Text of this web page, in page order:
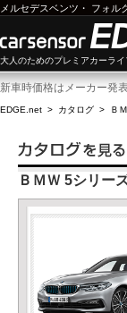
メルセデスベンツ ・ フォル
大人のためのプレミアカーラ
新車時価格はメーカー発
EDGE.net > カタログ > Ｂ
ＢＭＷ 5シリー